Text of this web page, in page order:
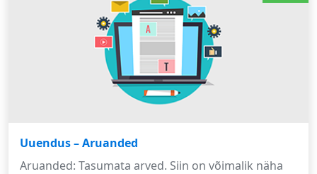
Uuendus – Aruanded
Aruanded: Tasumata arved. Siin on võimalik näha